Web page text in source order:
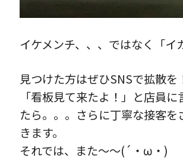
イケメンチ、、、ではなく「イ
見つけた方はぜひSNSで拡散を
「看板見て来たよ！」と店員に
たら。。。さらに丁寧な接客を
きます。
それでは、また～～(´・ω・)